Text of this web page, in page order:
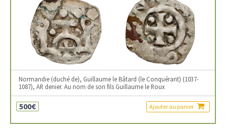
Normandie (duché de), Guillaume le Bâtard (le Conquérant) (1037-
1087), AR denier. Au nom de son fils Guillaume le Roux
500€ Ajouter au panier